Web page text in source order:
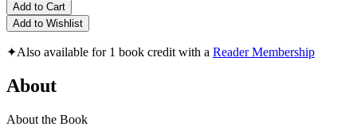
Add to Cart
Add to Wishlist
✦Also available for 1 book credit with a Reader Membership
About
About the Book